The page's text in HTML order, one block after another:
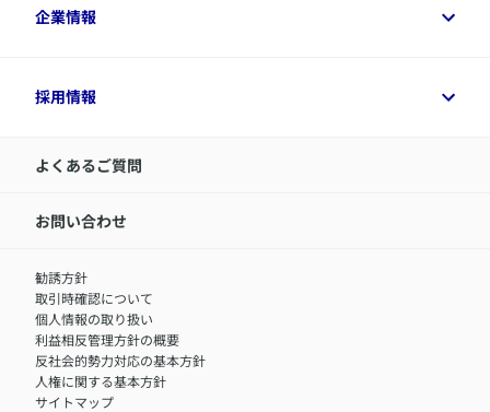
変額保険各種情報
デジタル約款
令和8年（2026年）分の生命保険料控除証明書について
アクサのネット完結保険（旧アクサダイレクト生命）
法人のお客さまトップ
経営者サポートサービス
企業情報
企業情報トップ
アクサ生命が選ばれる理由
IR情報
サステナビリティの取り組み
​お客さまを金融犯罪からお守りするために
アクサグループについて
採用情報
採用情報トップ
中途採用：内勤正社員
職）
中途採用：フィナンシャルプラン・アドバイザー（営業職）
障害者採用
よくあるご質問
お問い合わせ
勧誘方針
取引時確認について
個人情報の取り扱い
利益相反管理方針の概要
反社会的勢力対応の基本方針
人権に関する基本方針
サイトマップ